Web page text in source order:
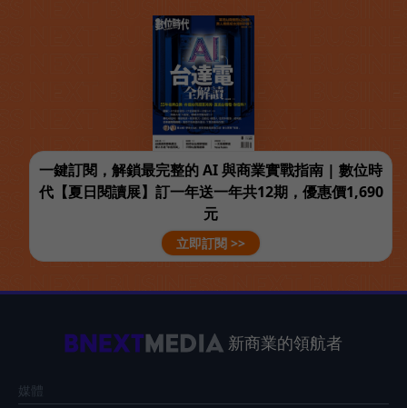
一鍵訂閱，解鎖最完整的 AI 與商業實戰指南 | 數位時
代【夏日閱讀展】訂一年送一年共12期，優惠價1,690
元
立即訂閱 >>
新商業的領航者
媒體